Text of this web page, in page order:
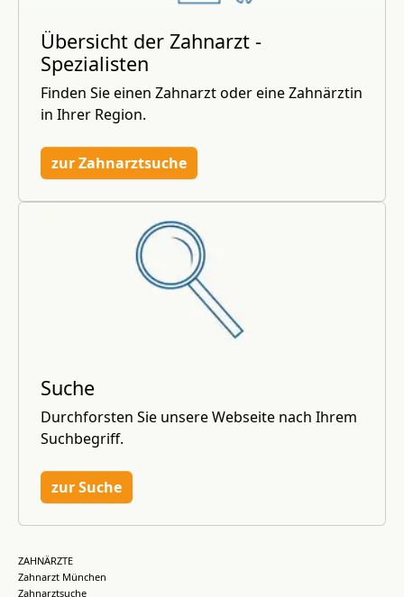
Übersicht der Zahnarzt -
Spezialisten
Finden Sie einen Zahnarzt oder eine Zahnärztin
in Ihrer Region.
zur Zahnarztsuche
Suche
Durchforsten Sie unsere Webseite nach Ihrem
Suchbegriff.
zur Suche
ZAHNÄRZTE
Zahnarzt München
Zahnarztsuche